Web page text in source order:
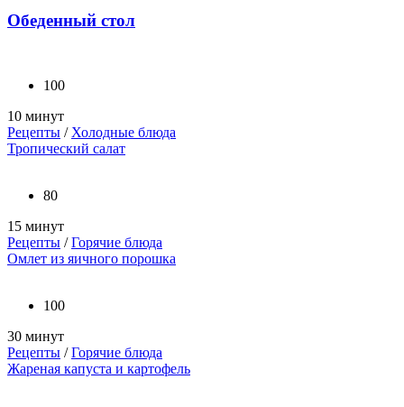
Обеденный стол
100
10 минут
Рецепты / Холодные блюда
Тропический салат
80
15 минут
Рецепты /Горячие блюда
Омлет из яичного порошка
100
30 минут
Рецепты /Горячие блюда
Жареная капуста и картофель